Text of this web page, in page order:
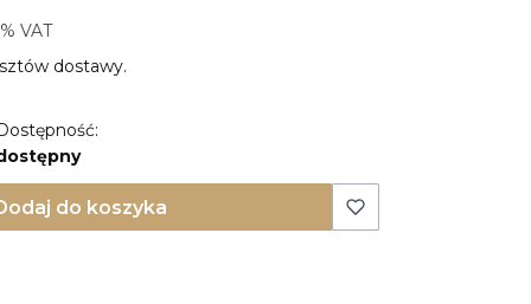
VAT
VAT
dostawy.
do koszyka